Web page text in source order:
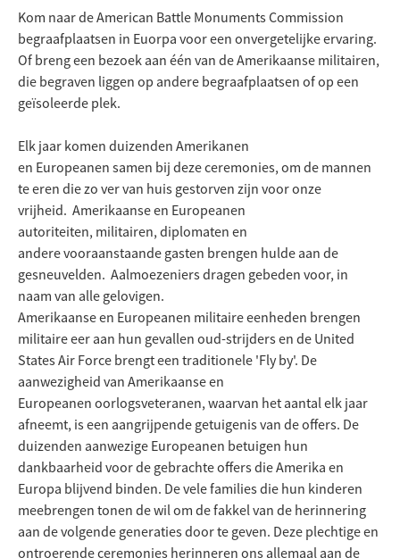
Kom naar de American Battle Monuments Commission
begraafplaatsen in Euorpa voor een onvergetelijke ervaring.
Of breng een bezoek aan één van de Amerikaanse militairen,
die begraven liggen op andere begraafplaatsen of op een
geïsoleerde plek.
Elk jaar komen duizenden Amerikanen
en Europeanen samen bij deze ceremonies, om de mannen
te eren die zo ver van huis gestorven zijn voor onze
vrijheid. Amerikaanse en Europeanen
autoriteiten, militairen, diplomaten en
andere vooraanstaande gasten brengen hulde aan de
gesneuvelden. Aalmoezeniers dragen gebeden voor, in
naam van alle gelovigen.
Amerikaanse en Europeanen militaire eenheden brengen
militaire eer aan hun gevallen oud-strijders en de United
States Air Force brengt een traditionele 'Fly by'. De
aanwezigheid van Amerikaanse en
Europeanen oorlogsveteranen, waarvan het aantal elk jaar
afneemt, is een aangrijpende getuigenis van de offers. De
duizenden aanwezige Europeanen betuigen hun
dankbaarheid voor de gebrachte offers die Amerika en
Europa blijvend binden. De vele families die hun kinderen
meebrengen tonen de wil om de fakkel van de herinnering
aan de volgende generaties door te geven. Deze plechtige en
ontroerende ceremonies herinneren ons allemaal aan de